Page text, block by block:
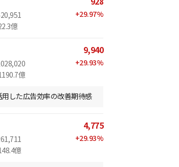
億
+29.97%
億
9,940
+29.93%
用した広告効率の改善期待感
億
4,775
+29.93%